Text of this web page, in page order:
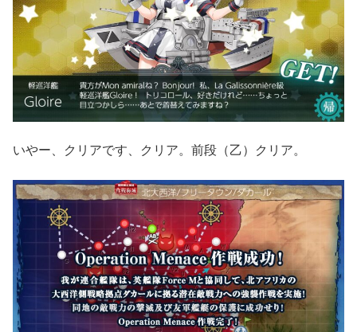
いやー、クリアです、クリア。前段（乙）クリア。